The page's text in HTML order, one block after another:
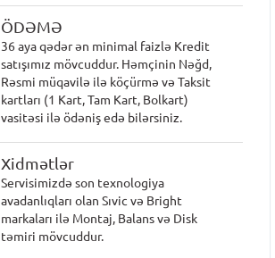
ÖDƏMƏ
36 aya qədər ən minimal faizlə Kredit
satışımız mövcuddur. Həmçinin Nəğd,
Rəsmi müqavilə ilə köçürmə və Taksit
kartları (1 Kart, Tam Kart, Bolkart)
vasitəsi ilə ödəniş edə bilərsiniz.
Xidmətlər
Servisimizdə son texnologiya
avadanlıqları olan Sıvic və Bright
markaları ilə Montaj, Balans və Disk
təmiri mövcuddur.